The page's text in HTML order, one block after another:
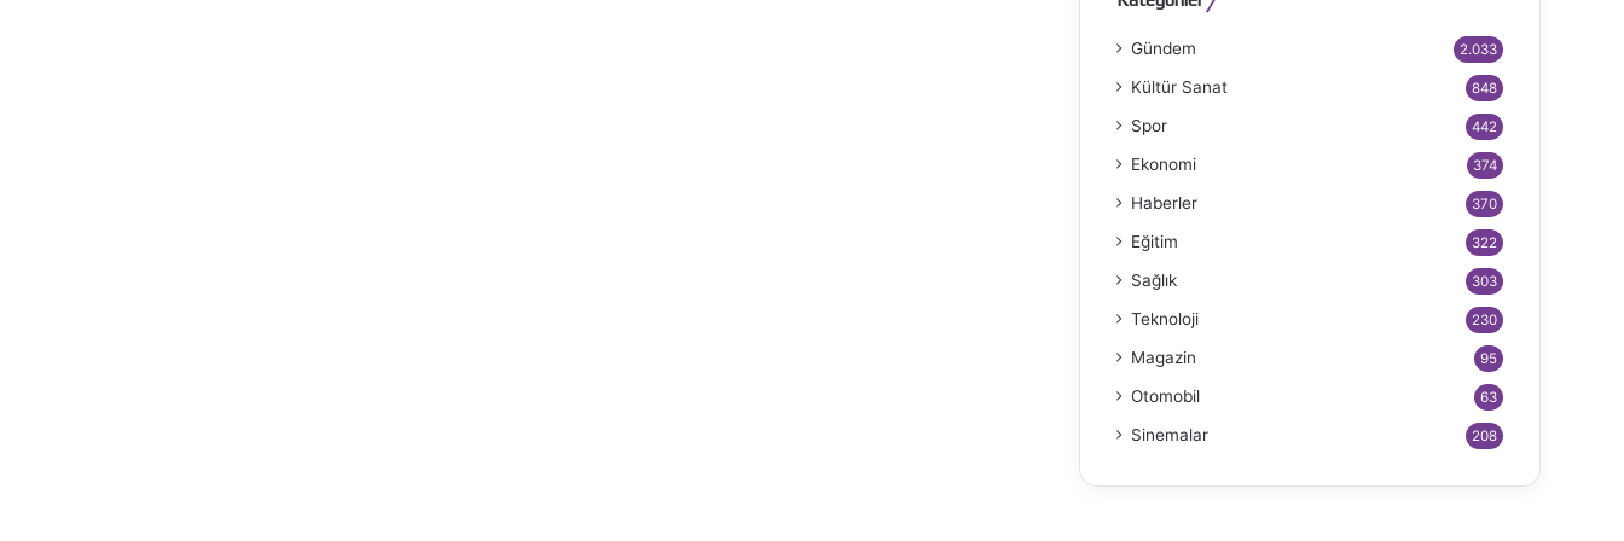
Gündem 2.033
Kültür Sanat 848
Spor 442
Ekonomi 374
Haberler 370
Eğitim 322
Sağlık 303
Teknoloji 230
Magazin 95
Otomobil 63
Sinemalar 208